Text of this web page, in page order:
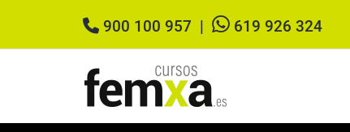
900 100 957 619 926 324